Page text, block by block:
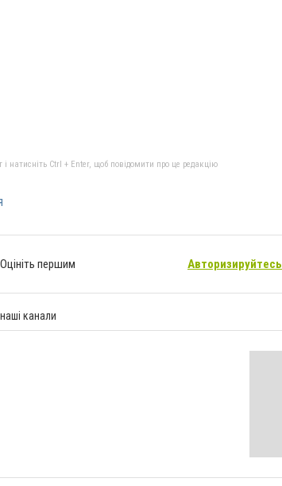
натисніть Ctrl + Enter, щоб повідомити про це редакцію
Оцініть першим Авторизируйтесь
канали